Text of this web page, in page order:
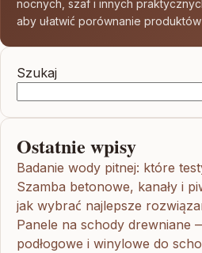
nocnych, szaf i innych
aby ułatwić porównanie
Szukaj
Ostatnie wpisy
Badanie wody pitnej: które
Szamba betonowe, kanały i
jak wybrać najlepsze
Panele na schody drewniane
podłogowe i winylowe do